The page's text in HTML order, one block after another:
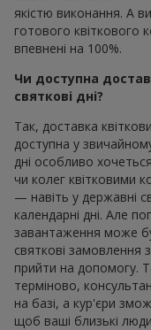
якістю виконання. А
готового
впевнені на 100%.
Чи доступна
святкові дні?
Так, доставка
доступна у
дні особливо
чи колег квітковими
— навіть у державні
календарні дні. Але
завантаження може
святкові замовлення
прийти на допомогу.
терміново,
на базі, а кур'єри
щоб ваші близькі